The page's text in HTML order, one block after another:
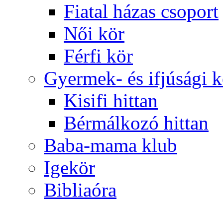
Fiatal házas csoport
Női kör
Férfi kör
Gyermek- és ifjúsági
Kisifi hittan
Bérmálkozó hittan
Baba-mama klub
Igekör
Bibliaóra